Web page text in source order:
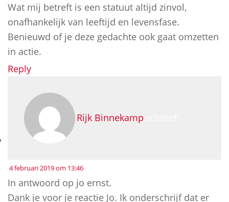
Wat mij betreft is een statuut altijd zinvol,
onafhankelijk van leeftijd en levensfase.
Benieuwd of je deze gedachte ook gaat omzetten
in actie.
Reply
Rijk Binnekamp
4 februari 2019 om 13:46
In antwoord op jo ernst.
Dank je voor je reactie Jo. Ik onderschrijf dat er